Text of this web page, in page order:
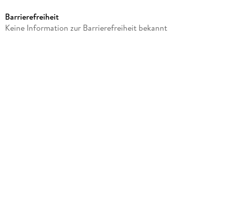
Gewicht
Barrierefreiheit
Keine Information zur Barrierefreiheit bekannt